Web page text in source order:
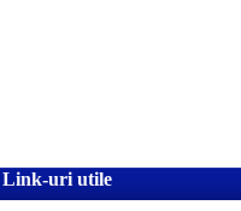
Link-uri utile